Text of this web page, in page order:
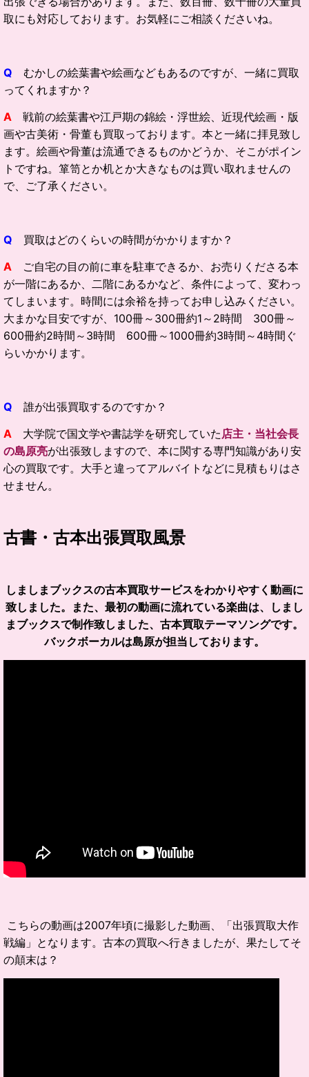
取にも対応しております。お気軽にご相談くださいね。
Q むかしの絵葉書や絵画などもあるのですが、一緒に買取
ってくれますか？
A
戦前の絵葉書や江戸期の錦絵・浮世絵、近現代絵画・版
画や古美術・骨董も買取っております。本と一緒に拝見致し
ます。絵画や骨董は流通できるものかどうか、そこがポイン
トですね。箪笥とか机とか大きなものは買い取れませんの
で、ご了承ください。
Q 買取はどのくらいの時間がかかりますか？
A ご自宅の目の前に車を駐車できるか、お売りくださる本
が一階にあるか、二階にあるかなど、条件によって、変わっ
てしまいます。時間には余裕を持ってお申し込みください。
大まかな目安ですが、100冊～300冊約1～2時間 300冊～
600冊約2時間～3時間 600冊～1000冊約3時間～4時間ぐ
らいかかります。
Q 誰が出張買取するのですか？
A 大学院で国文学や書誌学を研究していた店主・当社会長
の島原亮が出張致しますので、本に関する専門知識があり安
心の買取です。大手と違ってアルバイトなどに見積もりはさ
せません。
古書・古本出張買取風景
しましまブックスの古本買取サービスをわかりやすく動画に
致しました。また、最初の動画に流れている楽曲は、しまし
まブックスで制作致しました、古本買取テーマソングです。
バックボーカルは島原が担当しております。
こちらの動画は2007年頃に撮影した動画、「出張買取大作
戦編」となります。古本の買取へ行きましたが、果たしてそ
の顛末は？